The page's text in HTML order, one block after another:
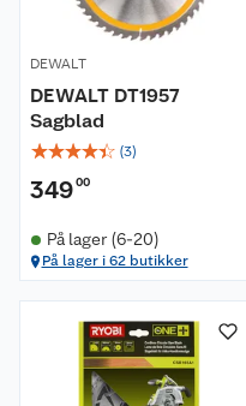
DEWALT
DEWALT DT1957
Sagblad
☆☆☆☆☆ (3)
34900
På lager (6-20)
På lager i 62 butikker